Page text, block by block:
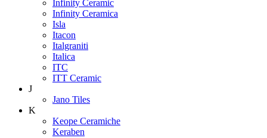
Infinity Ceramic
Infinity Ceramica
Isla
Itacon
Italgraniti
Italica
ITC
ITT Ceramic
J
Jano Tiles
K
Keope Ceramiche
Keraben